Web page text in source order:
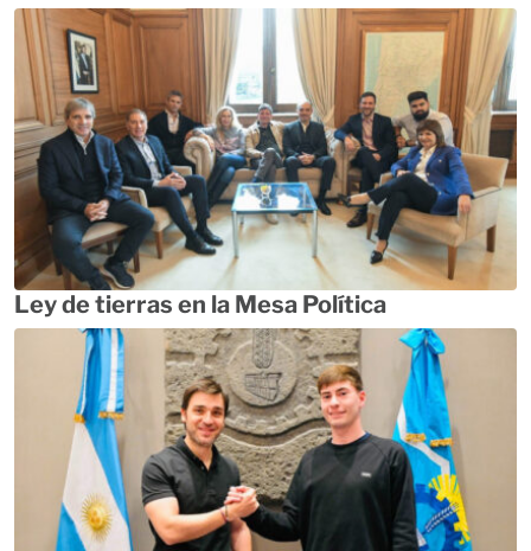
Ley de tierras en la Mesa Política